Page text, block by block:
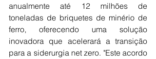
anualmente até 12 milhões de
toneladas de briquetes de minério de
ferro, oferecendo uma solução
inovadora que acelerará a transição
para a siderurgia net zero. "Este acordo